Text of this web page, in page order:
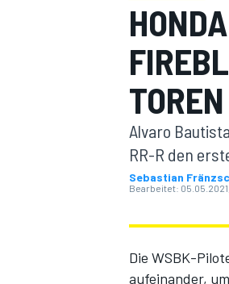
MOTOGP
TOREN
Alvaro
RR-R den
Sebastian
Bearbeitet:
Die WSBK-
aufeinander,